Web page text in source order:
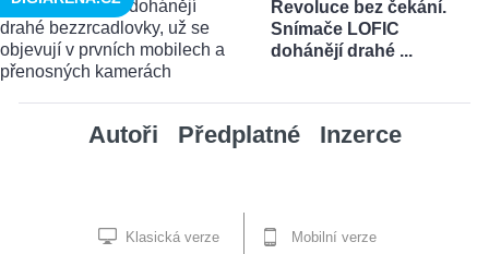
Revoluce bez čekání.
Snímače LOFIC
dohánějí drahé ...
Autoři Předplatné Inzerce
Klasická verze Mobilní verze